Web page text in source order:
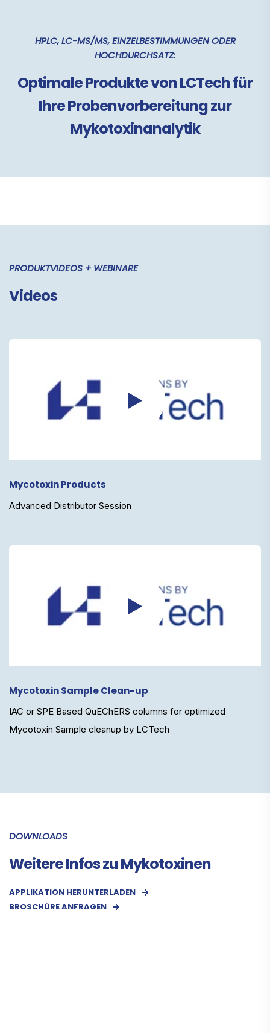
HPLC, LC-MS/MS, EINZELBESTIMMUNGEN ODER
HOCHDURCHSATZ:
Optimale Produkte von LCTech für
Ihre Probenvorbereitung zur
Mykotoxinanalytik
PRODUKTVIDEOS + WEBINARE
Videos
Mycotoxin Products
Advanced Distributor Session
Mycotoxin Sample Clean-up
IAC or SPE Based QuEChERS columns for optimized
Mycotoxin Sample cleanup by LCTech
DOWNLOADS
Weitere Infos zu Mykotoxinen
APPLIKATION HERUNTERLADEN
BROSCHÜRE ANFRAGEN